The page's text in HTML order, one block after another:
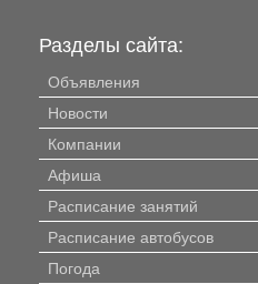
Разделы сайта:
Объявления
Новости
Компании
Афиша
Расписание занятий
Расписание автобусов
Погода